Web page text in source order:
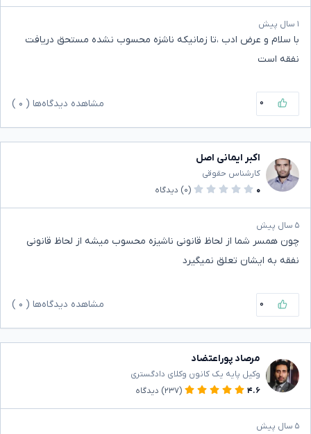
۱ سال پیش
با سلام و عرض ادب ،تا زمانیکه ناشزه محسوب نشده مستحق دریافت
نفقه است
۰ مشاهده دیدگاه‌ها ( ۰
اکبر ایمانی اصل
کارشناس حقوقی
۰
(۰) دیدگاه
۵ سال پیش
چون همسر شما از لحاظ قانونی ناشیزه محسوب میشه از لحاظ قانونی
نفقه به ایشان تعلق نمیگیرد
۰ مشاهده دیدگاه‌ها ( ۰
مرصاد پوراعتضاد
وکیل پایه یک کانون وکلای دادگستری
۴.۶
(۲۳۷) دیدگاه
۵ سال پیش